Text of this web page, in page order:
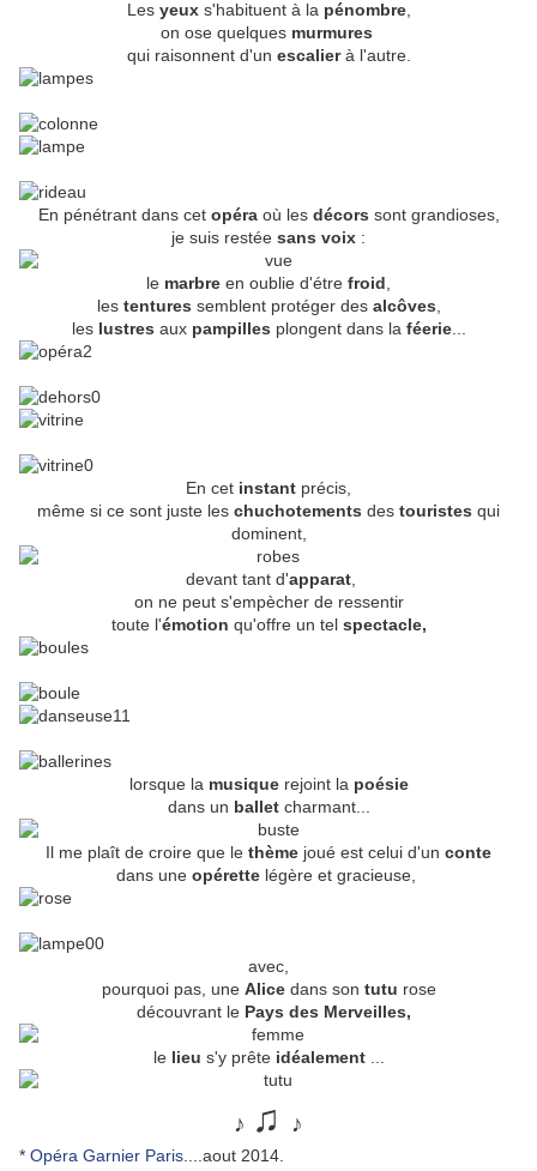
Les yeuxs'habituent à la pénombre,
on ose quelques murmures
qui raisonnent d'un escalierà l'autre.
En pénétrant dans cet opéraoù les décors sont grandioses,
je suis restée sans voix :
le marbre en oublie d'étre froid
les tentures semblent protéger des alcôves
les lustres aux pampilles plongent dans la féerie...
En cet instant précis,
même si ce sont juste les chuchotements des touristes qui
dominent,
devant tant d'apparat
on ne peut s'empècher de ressentir
toute l'émotion qu'offre un tel spectacle,
lorsque la musiquerejoint la poésie
dans un balletcharmant...
Il me plaît de croire que le thème joué est celui d'un conte
dans une opérette légère et gracieuse,
avec,
pourquoi pas, une Alicedans son tutu rose
découvrant lePays des Merveilles,
lelieu s'y prêteidéalement...
♪ ♫ ♪
* Opéra Garnier Paris ....aout 2014.